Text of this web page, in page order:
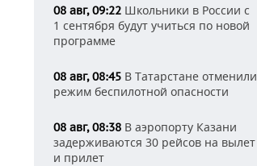
08 авг, 09:22 Школьники в России с
1 сентября будут учиться по новой
программе
08 авг, 08:45 В Татарстане отменили
режим беспилотной опасности
08 авг, 08:38 В аэропорту Казани
задерживаются 30 рейсов на вылет
и прилет